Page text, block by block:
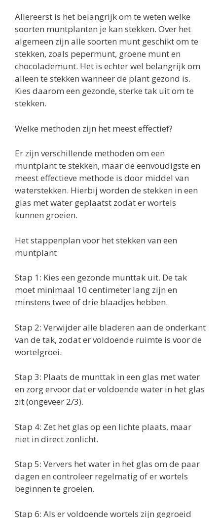
Allereerst is het belangrijk om te weten welke
soorten muntplanten je kan stekken. Over het
algemeen zijn alle soorten munt geschikt om te
stekken, zoals pepermunt, groene munt en
chocolademunt. Het is echter wel belangrijk om
alleen te stekken wanneer de plant gezond is.
Kies daarom een gezonde, sterke tak uit om te
stekken.
Welke methoden zijn het meest effectief?
Er zijn verschillende methoden om een
muntplant te stekken, maar de eenvoudigste en
meest effectieve methode is door middel van
waterstekken. Hierbij worden de stekken in een
glas met water geplaatst zodat er wortels
kunnen groeien.
Het stappenplan voor het stekken van een
muntplant
Stap 1: Kies een gezonde munttak uit. De tak
moet minimaal 10 centimeter lang zijn en
minstens twee of drie blaadjes hebben.
Stap 2: Verwijder alle bladeren aan de onderkant
van de tak, zodat er voldoende ruimte is voor de
wortelgroei.
Stap 3: Plaats de munttak in een glas met water
en zorg ervoor dat er voldoende water in het glas
zit (ongeveer 2/3).
Stap 4: Zet het glas op een lichte plaats, maar
niet in direct zonlicht.
Stap 5: Ververs het water in het glas om de paar
dagen en controleer regelmatig of er wortels
beginnen te groeien.
Stap 6: Als er voldoende wortels zijn gegroeid